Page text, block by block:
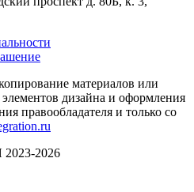
материалов или
дизайна и оформления
правообладателя и только со
2026